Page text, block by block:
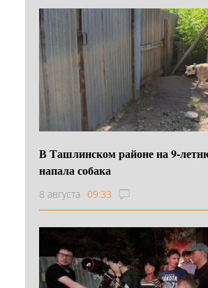
В Ташлинском районе на 9-
напала собака
8 августа 09:33